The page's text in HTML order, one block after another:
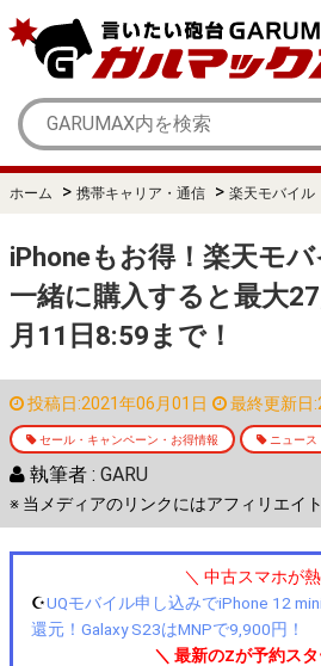
ホーム > 携帯キャリア・通信 > 楽天モバイル
iPhoneもお得！楽天モ
一緒に購入すると最大
月11日8:59まで！
投稿日:2021年06月01日 最終更新日
セール・キャンペーン・お得情報 ニュース
執筆者 : GARU
※ 当メディアのリンクにはアフィリエイ
＼ 中古スマホが
☪️UQモバイル申し込みでiPhone 12
還元！Galaxy S23はMNPで9,900円！
＼ 最新のZが予約ス